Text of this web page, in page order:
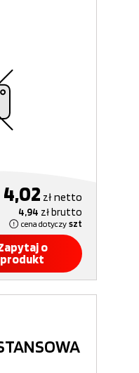
4,02 złnetto
4,94 złbrutto
cena dotyczy szt
o
produkt